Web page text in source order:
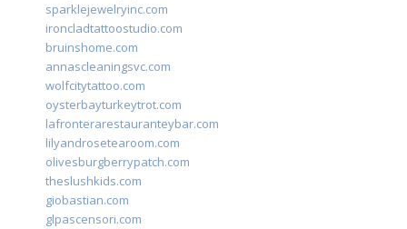
sparklejewelryinc.com
ironcladtattoostudio.com
bruinshome.com
annascleaningsvc.com
wolfcitytattoo.com
oysterbayturkeytrot.com
lafronterarestauranteybar.com
lilyandrosetearoom.com
olivesburgberrypatch.com
theslushkids.com
giobastian.com
glpascensori.com